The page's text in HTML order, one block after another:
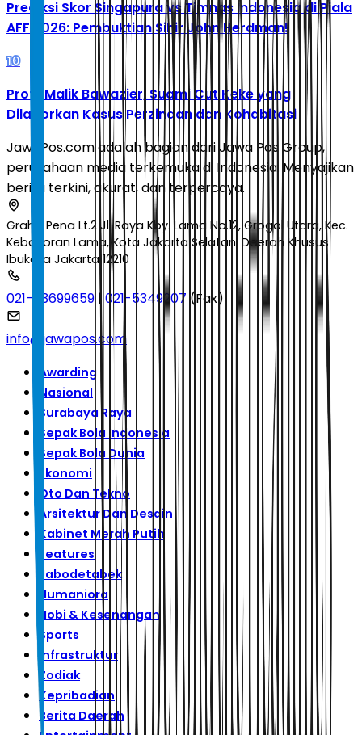
Prediksi Skor Singapura vs Timnas Indonesia di Piala
AFF 2026: Pembuktian Sihir John Herdman!
10
Profil Malik Bawazier, Suami Cut Keke yang
Dilaporkan Kasus Perzinaan dan Kohabitasi
JawaPos.com adalah bagian dari Jawa Pos Group,
perusahaan media terkemuka di Indonesia. Menyajikan
berita terkini, akurat, dan terpercaya.
Graha Pena Lt.2 Jl. Raya Kby. Lama No.12, Grogol Utara, Kec.
Kebayoran Lama, Kota Jakarta Selatan, Daerah Khusus
Ibukota Jakarta 12210
021-53699659 | 021-5349207 (Fax)
info@jawapos.com
Awarding
Nasional
Surabaya Raya
Sepak Bola Indonesia
Sepak Bola Dunia
Ekonomi
Oto Dan Tekno
Arsitektur Dan Desain
Kabinet Merah Putih
Features
Jabodetabek
Humaniora
Hobi & Kesenangan
Sports
Infrastruktur
Zodiak
Kepribadian
Berita Daerah